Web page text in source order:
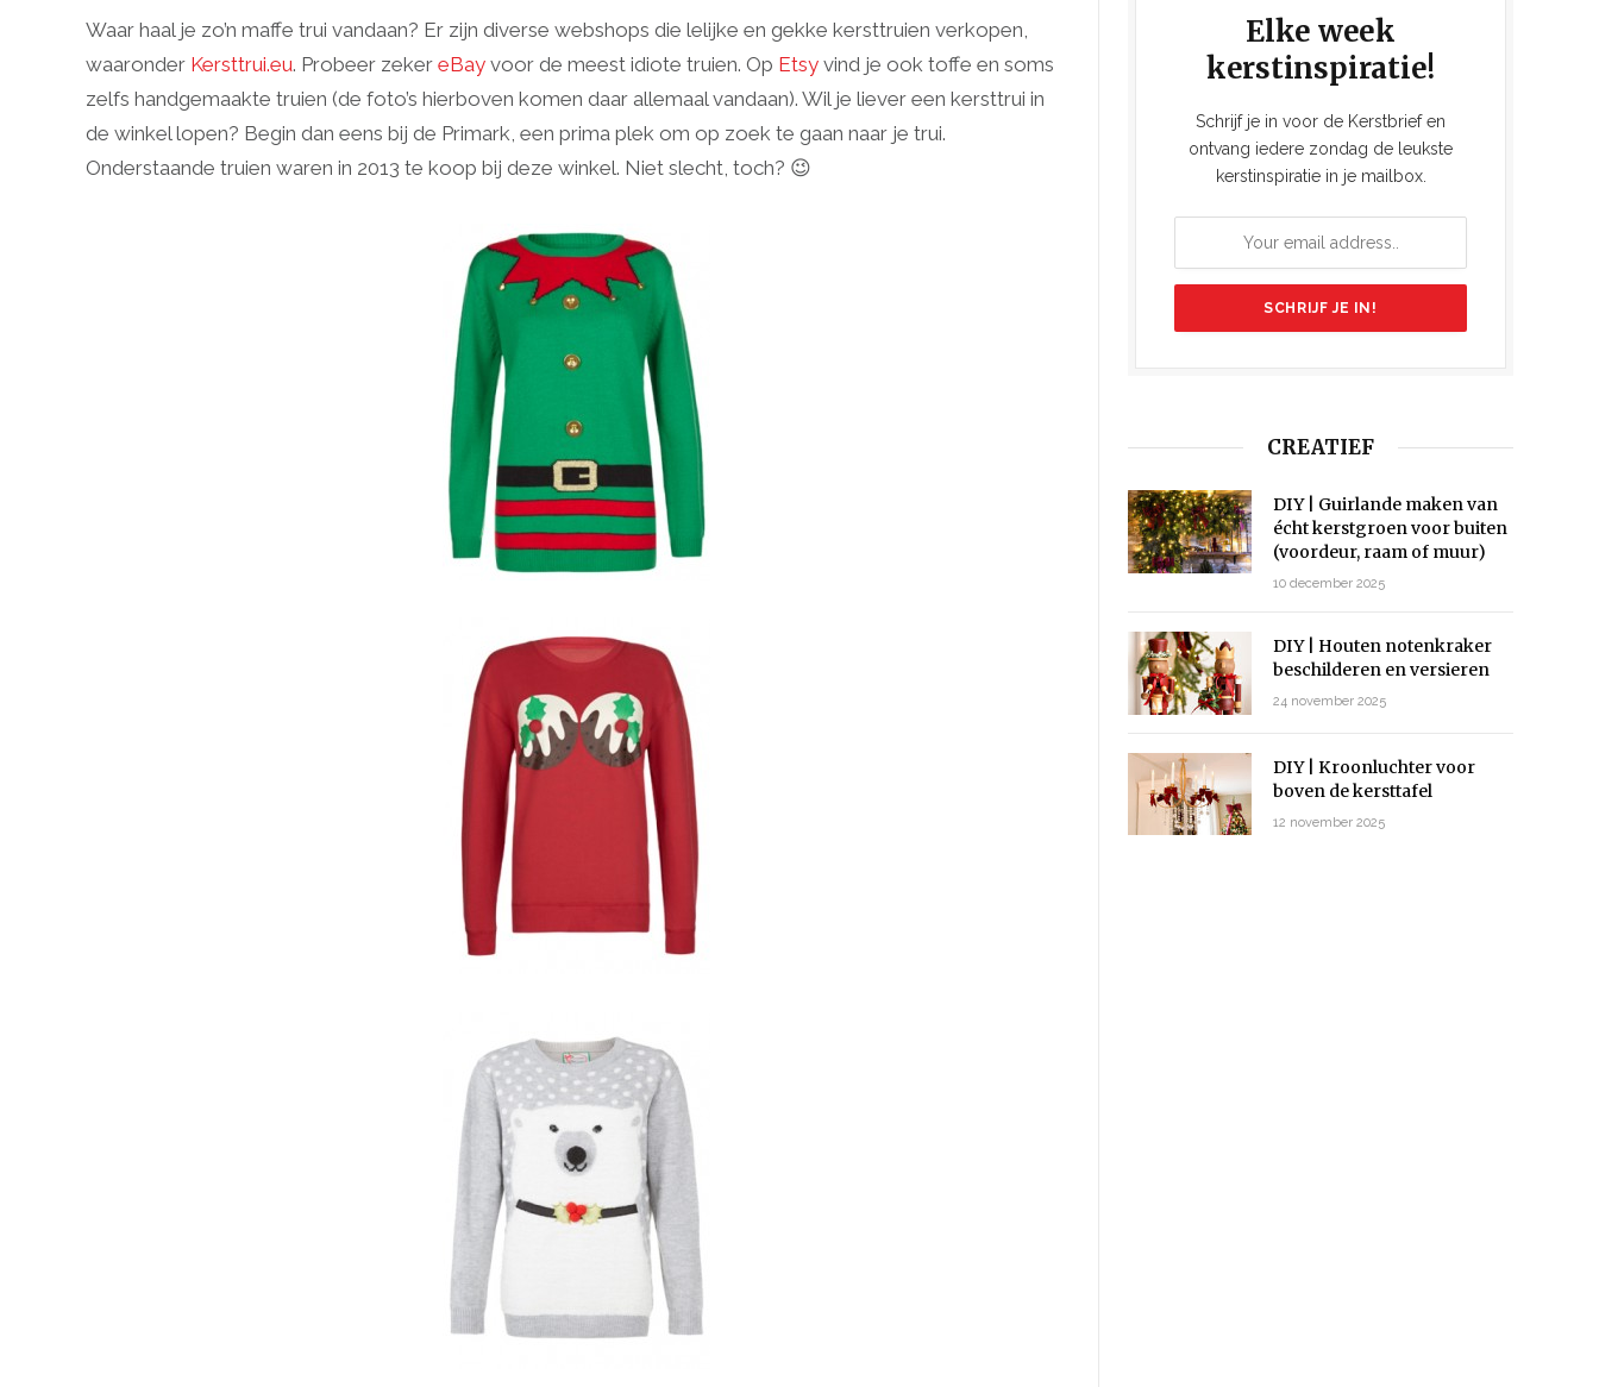
Waar haal je zo’n maffe trui vandaan? Er zijn diverse webshops die lelijke en gekke kersttruien verkopen,
waaronder Kersttrui.eu. Probeer zeker eBay voor de meest idiote truien. Op Etsy vind je ook toffe en soms
zelfs handgemaakte truien (de foto’s hierboven komen daar allemaal vandaan). Wil je liever een kersttrui in
de winkel lopen? Begin dan eens bij de Primark, een prima plek om op zoek te gaan naar je trui.
Onderstaande truien waren in 2013 te koop bij deze winkel. Niet slecht, toch? 😉
Elke week
kerstinspiratie!
Schrijf je in voor de Kerstbrief en
ontvang iedere zondag de leukste
kerstinspiratie in je mailbox.
CREATIEF
DIY | Guirlande maken van
écht kerstgroen voor buiten
(voordeur, raam of muur)
10 december 2025
DIY | Houten notenkraker
beschilderen en versieren
24 november 2025
DIY | Kroonluchter voor
boven de kersttafel
12 november 2025